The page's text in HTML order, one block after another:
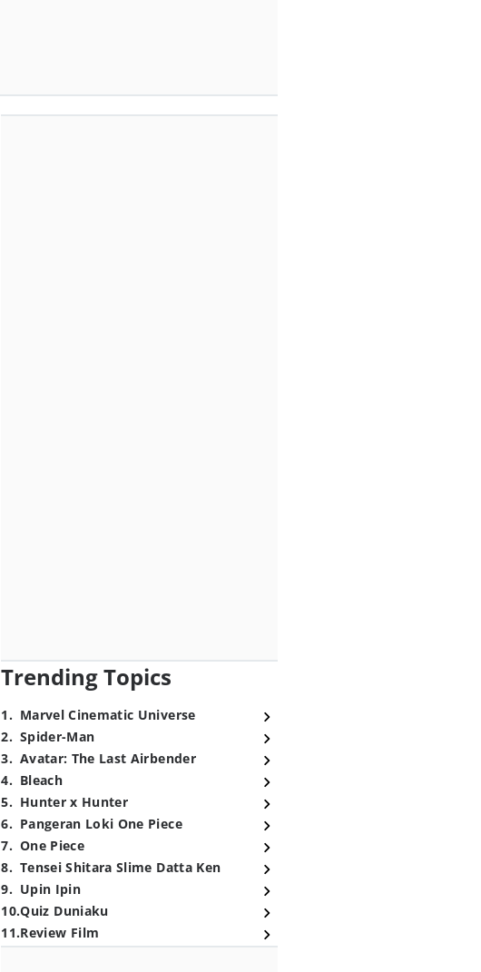
Trending Topics
1. Marvel Cinematic Universe
2. Spider-Man
3. Avatar: The Last Airbender
4. Bleach
5. Hunter x Hunter
6. Pangeran Loki One Piece
7. One Piece
8. Tensei Shitara Slime Datta Ken
9. Upin Ipin
10.Quiz Duniaku
11.Review Film